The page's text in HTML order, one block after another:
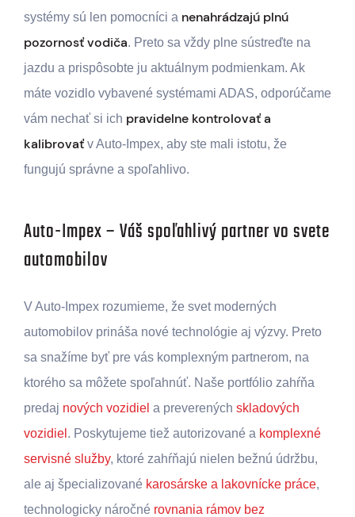
systémy sú len pomocníci a nenahrádzajú plnú
pozornosť vodiča. Preto sa vždy plne sústreďte na
jazdu a prispôsobte ju aktuálnym podmienkam. Ak
máte vozidlo vybavené systémami ADAS, odporúčame
vám nechať si ich pravidelne kontrolovať a
kalibrovaťv Auto-Impex, aby ste mali istotu, že
fungujú správne a spoľahlivo.
Auto-Impex – Váš spoľahlivý partner vo svete
automobilov
V Auto-Impex rozumieme, že svet moderných
automobilov prináša nové technológie aj výzvy. Preto
sa snažíme byť pre vás komplexným partnerom, na
ktorého sa môžete spoľahnúť. Naše portfólio zahŕňa
predaj nových vozidiel a preverených skladových
vozidiel . Poskytujeme tiež autorizované a komplexné
servisné služby, ktoré zahŕňajú nielen bežnú údržbu,
ale aj špecializované karosárske a lakovnícke práce,
technologicky náročné rovnania rámov bez